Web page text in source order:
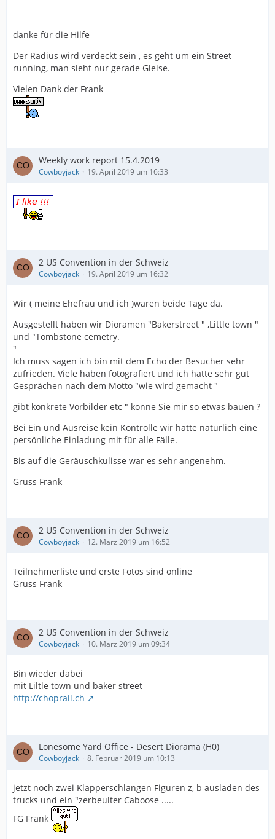
danke für die Hilfe
Der Radius wird verdeckt sein , es geht um ein Street
running, man sieht nur gerade Gleise.
Vielen Dank der Frank
Weekly work report 15.4.2019
Cowboyjack 19. April 2019 um 16:33
2 US Convention in der Schweiz
Cowboyjack 19. April 2019 um 16:32
Wir ( meine Ehefrau und ich )waren beide Tage da.
Ausgestellt haben wir Dioramen "Bakerstreet " ,Little town "
und "Tombstone cemetry.
"
Ich muss sagen ich bin mit dem Echo der Besucher sehr
zufrieden. Viele haben fotografiert und ich hatte sehr gut
Gesprächen nach dem Motto "wie wird gemacht "
gibt konkrete Vorbilder etc " könne Sie mir so etwas bauen ?
Bei Ein und Ausreise kein Kontrolle wir hatte natürlich eine
persönliche Einladung mit für alle Fälle.
Bis auf die Geräuschkulisse war es sehr angenehm.
Gruss Frank
2 US Convention in der Schweiz
Cowboyjack 12. März 2019 um 16:52
Teilnehmerliste und erste Fotos sind online
Gruss Frank
2 US Convention in der Schweiz
Cowboyjack 10. März 2019 um 09:34
Bin wieder dabei
mit Liltle town und baker street
http://choprail.ch
Lonesome Yard Office - Desert Diorama (H0)
Cowboyjack 8. Februar 2019 um 10:13
jetzt noch zwei Klapperschlangen Figuren z, b ausladen des
trucks und ein "zerbeulter Caboose .....
FG Frank